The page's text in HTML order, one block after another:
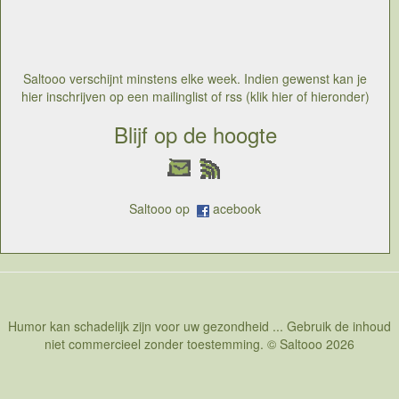
consensus, een zaak die bij voorbaat geen schijn van
kans maakt en zo gaan we weer verder naar de
volgende conferentie waar men misschien eindelijk iets
bindend kan afspreken maar tegen dan zou er al actie
moeten genomen zijn
Saltooo verschijnt minstens elke week. Indien gewenst kan je
hier inschrijven op een mailinglist of rss (klik hier of hieronder)
Blijf op de hoogte
Saltooo op acebook
Humor kan schadelijk zijn voor uw gezondheid ... Gebruik de inhoud
niet commercieel zonder toestemming. © Saltooo 2026